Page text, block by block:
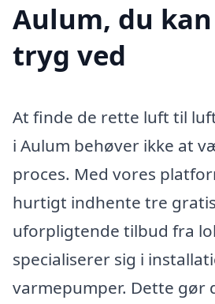
Aulum, du
tryg ved
At finde de rette luft til
i Aulum behøver ikke at
proces. Med vores
hurtigt indhente tre
uforpligtende tilbud fra
specialiserer sig i
varmepumper. Dette gør